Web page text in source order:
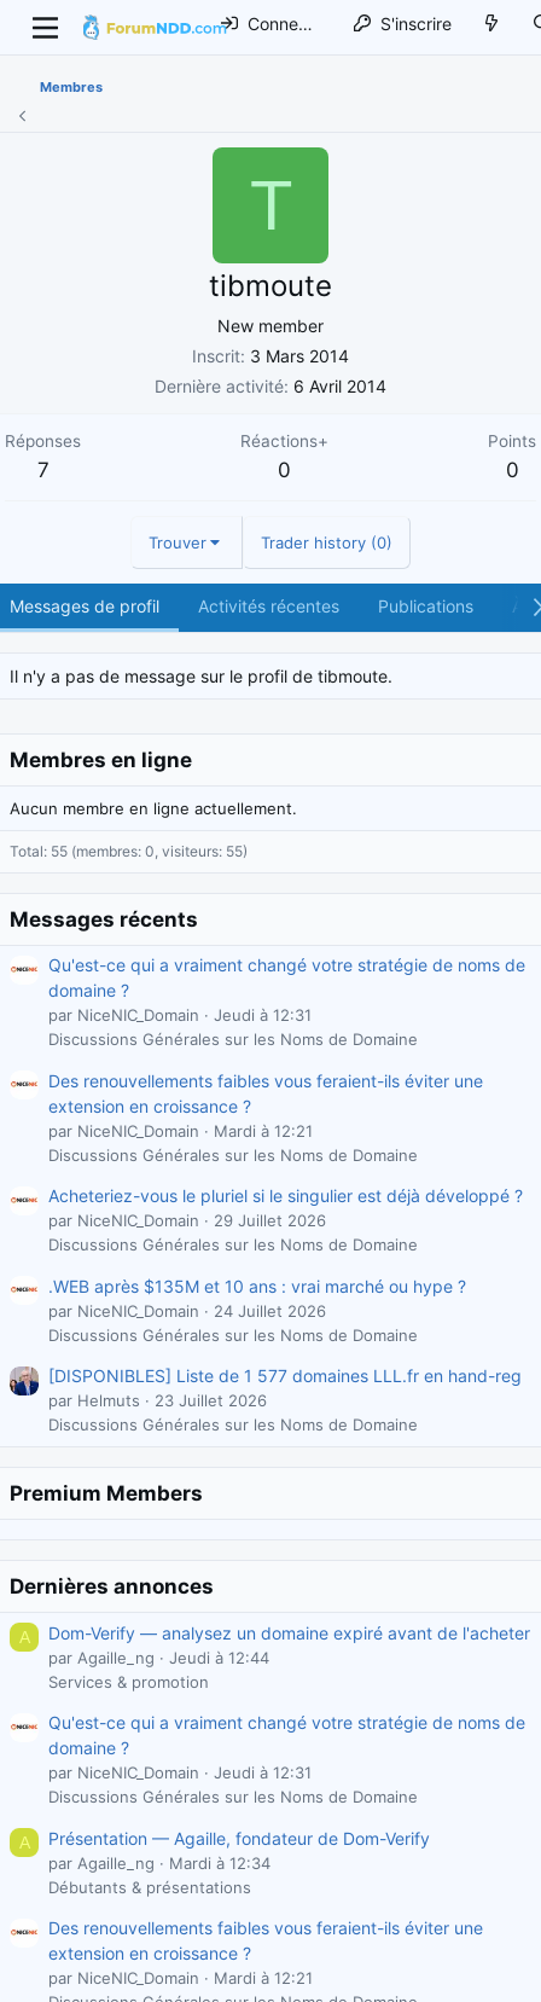
Connexion S'inscrire
Membres
T
tibmoute
New member
Inscrit 3 Mars 2014
Dernière activité 6 Avril 2014
Réponses
7
Réactions+
0
Points
0
Trouver Trader history (0)
Messages de profil Activités récentes Publications À
Il n'y a pas de message sur le profil de tibmoute.
Membres en ligne
Aucun membre en ligne actuellement.
Total: 55 (membres: 0, visiteurs: 55)
Messages récents
Qu'est-ce qui a vraiment changé votre stratégie de noms de
domaine ?
par NiceNIC_Domain
Jeudi à 12:31
Discussions Générales sur les Noms de Domaine
Des renouvellements faibles vous feraient-ils éviter une
extension en croissance ?
par NiceNIC_Domain
Mardi à 12:21
Discussions Générales sur les Noms de Domaine
Acheteriez-vous le pluriel si le singulier est déjà développé ?
par NiceNIC_Domain
29 Juillet 2026
Discussions Générales sur les Noms de Domaine
.WEB après $135M et 10 ans : vrai marché ou hype ?
par NiceNIC_Domain
24 Juillet 2026
Discussions Générales sur les Noms de Domaine
[DISPONIBLES] Liste de 1 577 domaines LLL.fr en hand-reg
par Helmuts
23 Juillet 2026
Discussions Générales sur les Noms de Domaine
Premium Members
Dernières annonces
A Dom-Verify — analysez un domaine expiré avant de l'acheter
par Agaille_ng
Jeudi à 12:44
Services & promotion
Qu'est-ce qui a vraiment changé votre stratégie de noms de
domaine ?
par NiceNIC_Domain
Jeudi à 12:31
Discussions Générales sur les Noms de Domaine
A Présentation — Agaille, fondateur de Dom-Verify
par Agaille_ng
Mardi à 12:34
Débutants & présentations
Des renouvellements faibles vous feraient-ils éviter une
extension en croissance ?
par NiceNIC_Domain
Mardi à 12:21